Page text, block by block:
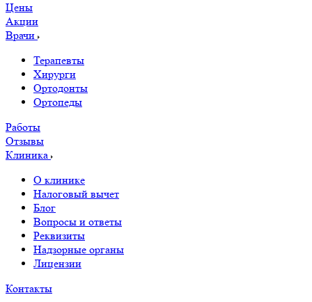
Цены
Акции
Врачи
Терапевты
Хирурги
Ортодонты
Ортопеды
Работы
Отзывы
Клиника
О клинике
Налоговый вычет
Блог
Вопросы и ответы
Реквизиты
Надзорные органы
Лицензии
Контакты